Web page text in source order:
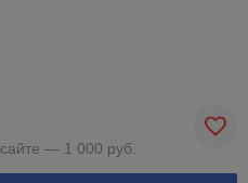
— 1 000 руб.